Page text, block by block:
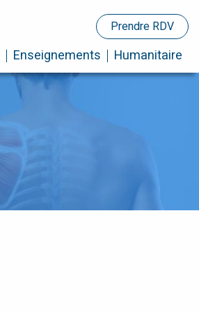
Prendre RDV
Enseignements Humanitaire